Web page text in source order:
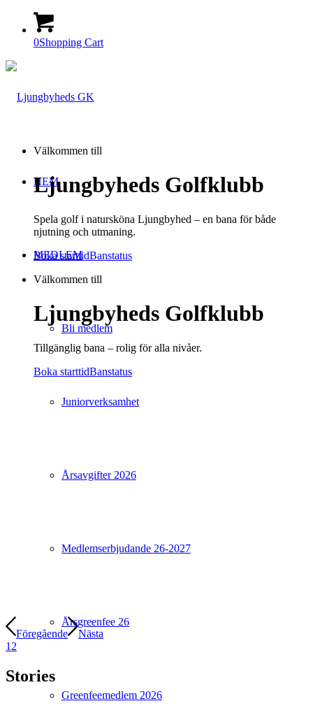
0Shopping Cart
HEM
MEDLEM
Bli medlem
Juniorverksamhet
Årsavgifter 2026
Medlemserbjudande 26-2027
Årsgreenfee 26
Greenfeemedlem 2026
Välkommen till
Ljungbyheds Golfklubb
Spela golf i natursköna Ljungbyhed – en bana för både
njutning och utmaning.
Boka starttidBanstatus
Välkommen till
Ljungbyheds Golfklubb
Tillgänglig bana – rolig för alla nivåer.
Boka starttidBanstatus
Föregående
Nästa
1 2
Stories